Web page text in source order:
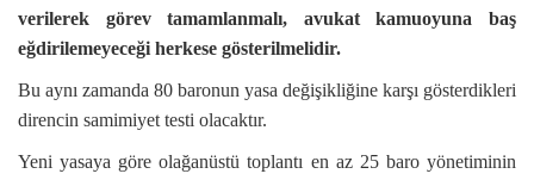
verilerek görev tamamlanmalı, avukat kamuoyuna baş
eğdirilemeyeceği herkese gösterilmelidir.
Bu aynı zamanda 80 baronun yasa değişikliğine karşı gösterdikleri
direncin samimiyet testi olacaktır.
Yeni yasaya göre olağanüstü toplantı en az 25 baro yönetiminin